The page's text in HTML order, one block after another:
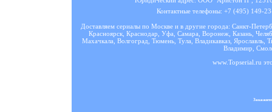
Контактные телефоны: +7 (495) 149-
Доставляем сериалы по Москве и в другие города: Санкт-
Красноярск, Краснодар, Уфа, Самара, Воронеж, Казань,
Махачкала, Волгоград, Тюмень, Тула, Владикавказ, Ярославль,
Владимир,
www.Topserial.ru